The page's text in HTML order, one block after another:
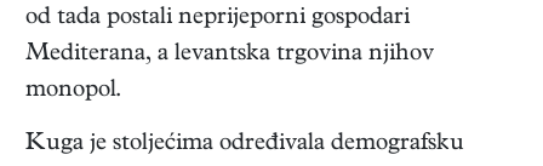
od tada postali neprijeporni gospodari
Mediterana, a levantska trgovina njihov
monopol.
Kuga je stoljećima određivala demografsku